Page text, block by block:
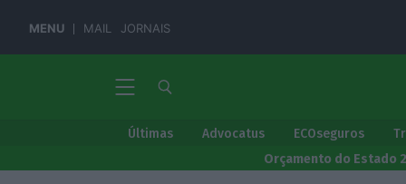
MENU MAIL JORNAIS
Últimas Advocatus ECOseguros
Orçamento do Estado